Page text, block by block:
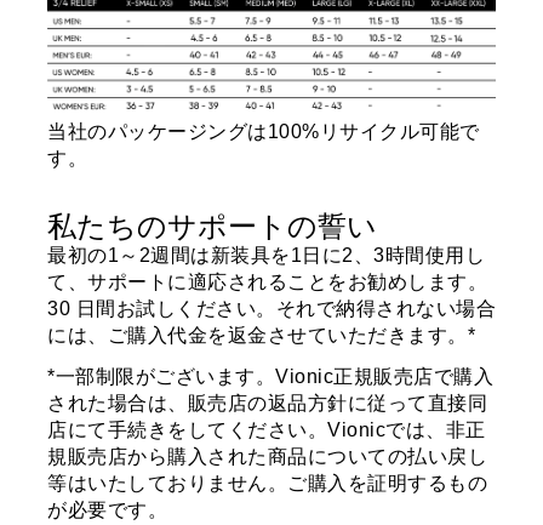
当社のパッケージングは100%リサイクル可能で
す。
私たちのサポートの誓い
最初の1～2週間は新装具を1日に2、3時間使用し
て、サポートに適応されることをお勧めします。
30 日間お試しください。それで納得されない場合
には、ご購入代金を返金させていただきます。*
*一部制限がございます。Vionic正規販売店で購入
された場合は、販売店の返品方針に従って直接同
店にて手続きをしてください。Vionicでは、非正
規販売店から購入された商品についての払い戻し
等はいたしておりません。ご購入を証明するもの
が必要です。